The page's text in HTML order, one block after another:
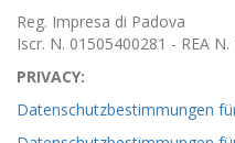
Reg. Impresa di Padova
Iscr. N. 01505400281 - REA
PRIVACY:
Datenschutzbestimmungen